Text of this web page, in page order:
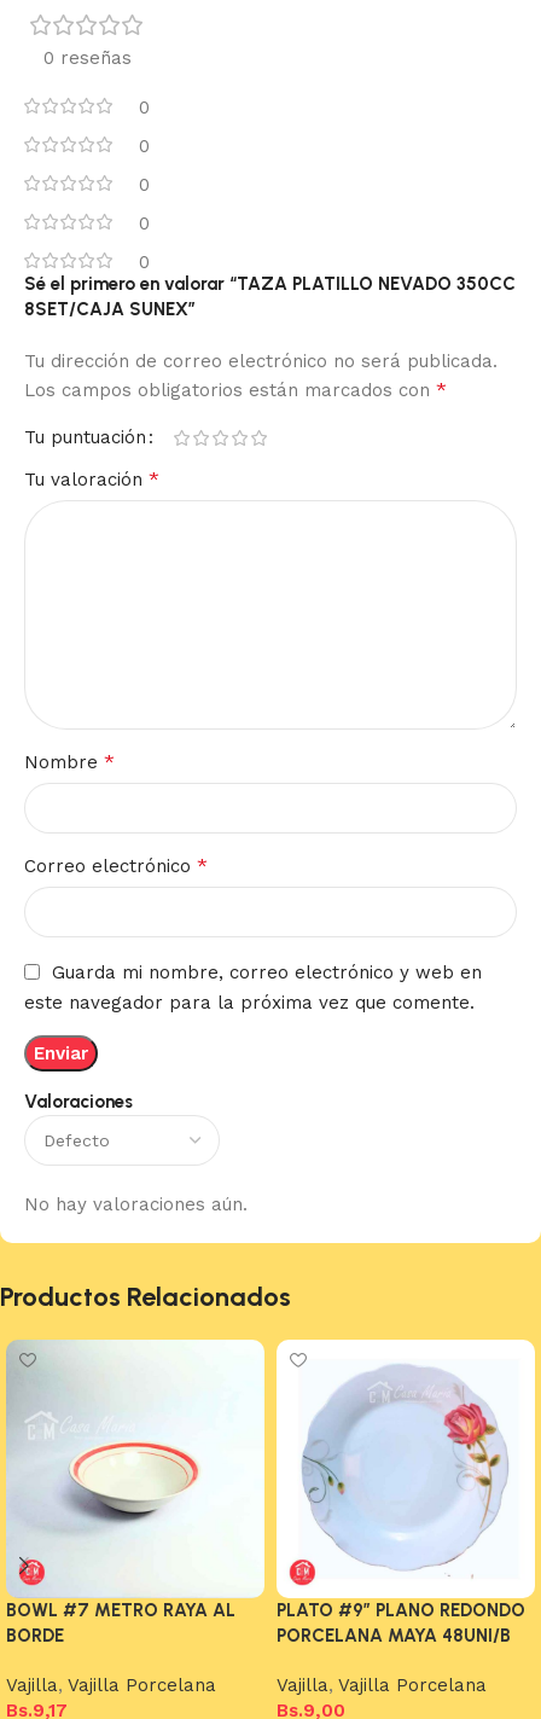
0 reseñas
0
0
0
0
0
Valoraciones
No hay valoraciones aún.
Sé el primero en valorar “TAZA PLATILLO NEVADO 350CC
8SET/CAJA SUNEX”
Tu dirección de correo electrónico no será publicada.
Los campos obligatorios están marcados con *
Tu puntuación
Tu valoración *
Nombre *
Correo electrónico *
Guarda mi nombre, correo electrónico y web en
este navegador para la próxima vez que comente.
Productos Relacionados
BOWL #7 METRO RAYA AL
BORDE
Vajilla, Vajilla Porcelana
Bs.9,17
PLATO #9″ PLANO REDONDO
PORCELANA MAYA 48UNI/B
Vajilla, Vajilla Porcelana
Bs.9,00